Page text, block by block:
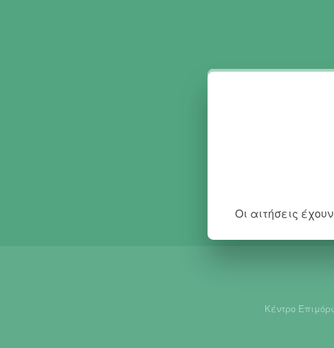
Οι αιτήσεις
Κέντρο